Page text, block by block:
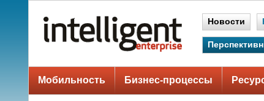
Новости
Мобильность Бизнес-процессы